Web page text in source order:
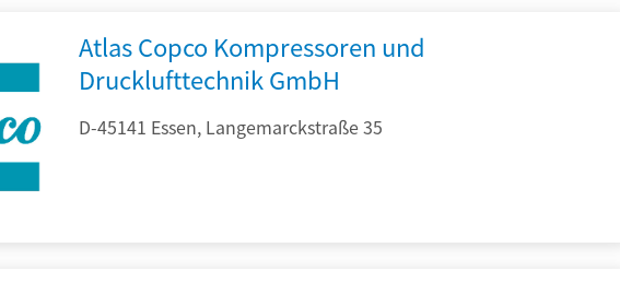
Atlas Copco Kompressoren und
Drucklufttechnik GmbH
D-45141 Essen, Langemarckstraße 35